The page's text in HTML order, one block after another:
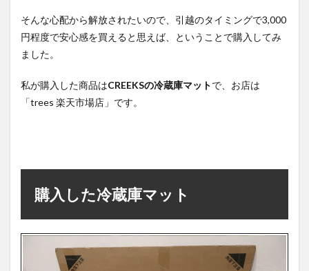
そんな心配から解放されたいので、引越のタイミングで3,000
円程度で安心感を買えると思えば、ということで購入してみ
ました。
私が購入した商品はCREEKSの冷蔵庫マットで、お店は
「trees 楽天市場店」です。
購入した冷蔵庫マット